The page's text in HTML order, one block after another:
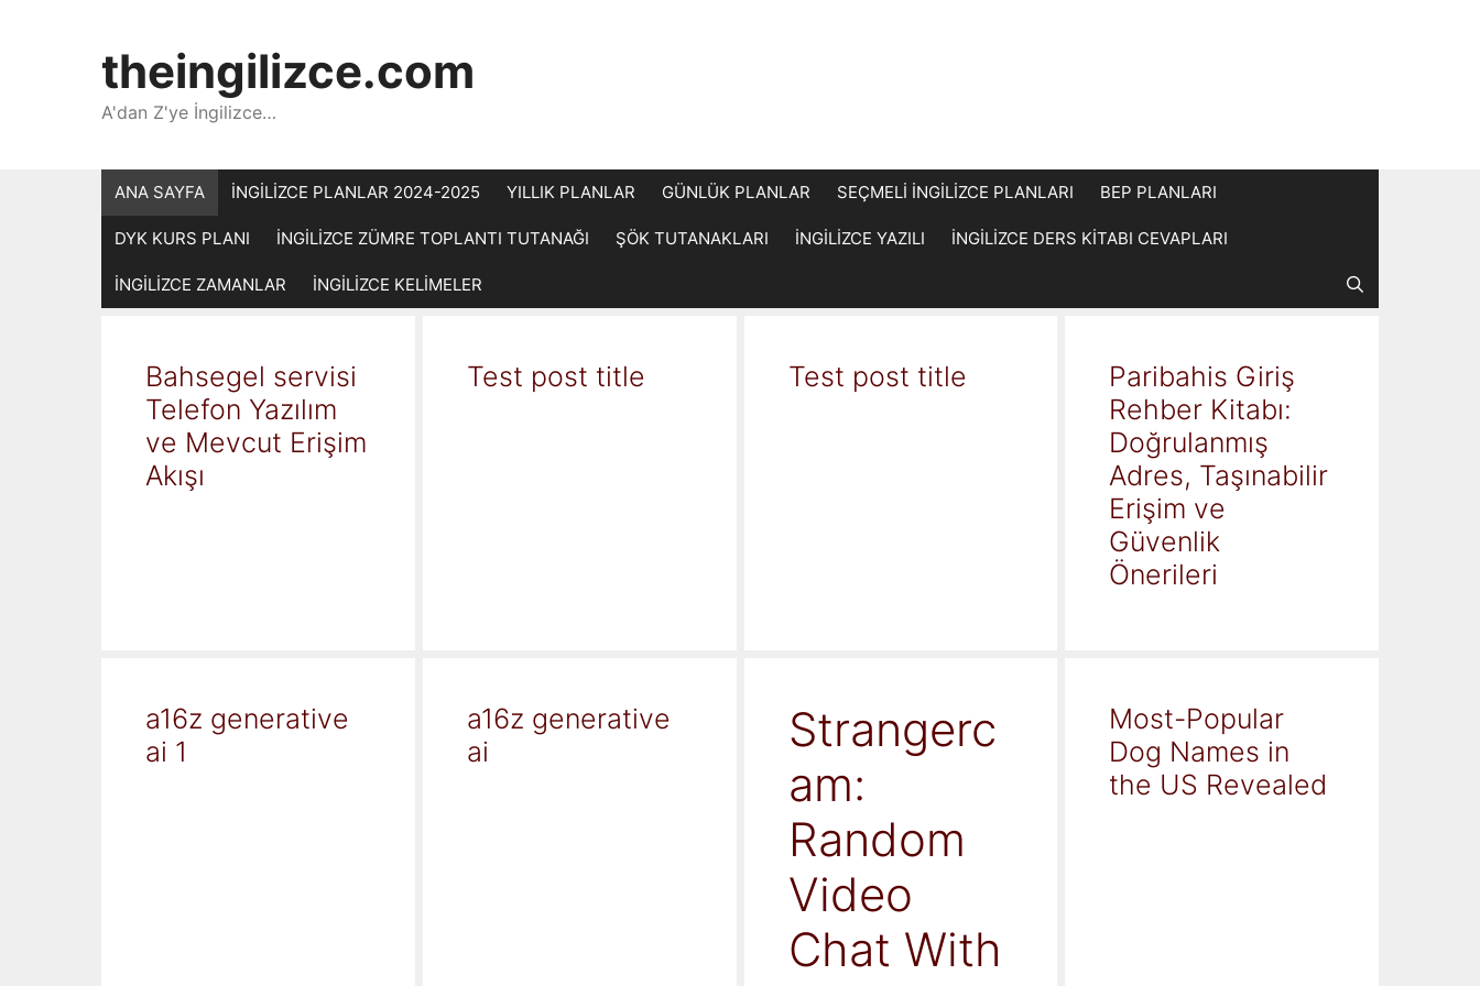
theingilizce.com
A'dan Z'ye İngilizce…
ANA SAYFA İNGİLİZCE PLANLAR 2024-2025 YILLIK PLANLAR GÜNLÜK PLANLAR SEÇMELİ İNGİLİZCE PLANLARI BEP PLANLARI
DYK KURS PLANI İNGİLİZCE ZÜMRE TOPLANTI TUTANAĞI ŞÖK TUTANAKLARI İNGİLİZCE YAZILI İNGİLİZCE DERS KİTABI CEVAPLARI
İNGİLİZCE ZAMANLAR İNGİLİZCE KELİMELER
Bahsegel servisi
Telefon Yazılım
ve Mevcut Erişim
Akışı
Test post title Test post title
Paribahis Giriş
Rehber Kitabı:
Doğrulanmış
Adres, Taşınabilir
Erişim ve
Güvenlik
Önerileri
a16z generative
ai 1
a16z generative
ai
Strangerc
am:
Random
Video
Chat With
Most-Popular
Dog Names in
the US Revealed